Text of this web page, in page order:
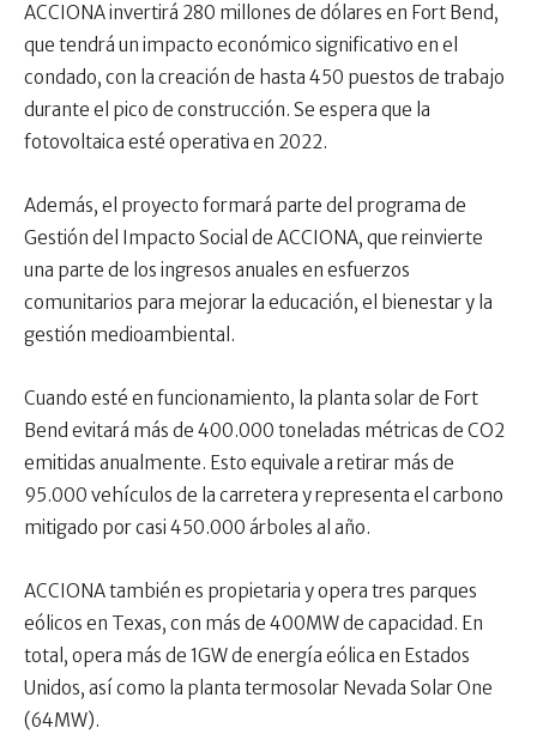
ACCIONA invertirá 280 millones de dólares en Fort Bend,
que tendrá un impacto económico significativo en el
condado, con la creación de hasta 450 puestos de trabajo
durante el pico de construcción. Se espera que la
fotovoltaica esté operativa en 2022.
Además, el proyecto formará parte del programa de
Gestión del Impacto Social de ACCIONA, que reinvierte
una parte de los ingresos anuales en esfuerzos
comunitarios para mejorar la educación, el bienestar y la
gestión medioambiental.
Cuando esté en funcionamiento, la planta solar de Fort
Bend evitará más de 400.000 toneladas métricas de CO2
emitidas anualmente. Esto equivale a retirar más de
95.000 vehículos de la carretera y representa el carbono
mitigado por casi 450.000 árboles al año.
ACCIONA también es propietaria y opera tres parques
eólicos en Texas, con más de 400MW de capacidad. En
total, opera más de 1GW de energía eólica en Estados
Unidos, así como la planta termosolar Nevada Solar One
(64MW).